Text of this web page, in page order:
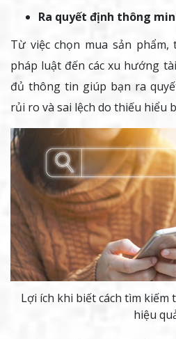
Ra quyết định thông
Từ việc chọn mua sản
pháp luật đến các xu hướng
đủ thông tin giúp bạn ra
rủi ro và sai lệch do thiếu hiểu
Lợi ích khi biết cách tìm
hiệu